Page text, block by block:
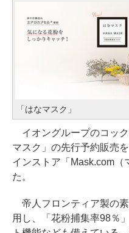
「はなマスク」
イオングループのコッ
マスク」の先行予約販売
インストア「Mask.com（
た。
帝人フロンティア製の
用し、「花粉捕集率98％